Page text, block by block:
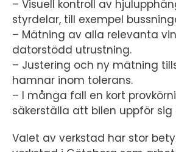
– Visuell kontroll av
styrdelar, till exempel
– Mätning av alla relevanta
datorstödd utrustning.
– Justering och ny mätning
hamnar inom tolerans.
– I många fall en kort
säkerställa att bilen uppför sig
Valet av verkstad har stor